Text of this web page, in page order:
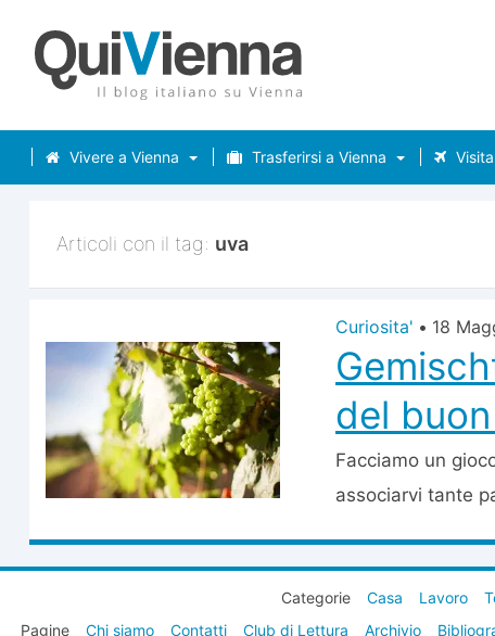
Vivere a Vienna Trasferirsi a Vienna
Articoli con il tag: uva
Curiosita' • 18
del
Facciamo un
associarvi tante
Categorie Casa Lavoro
Pagine
Chi siamo Contatti Club di Lettura Archivio